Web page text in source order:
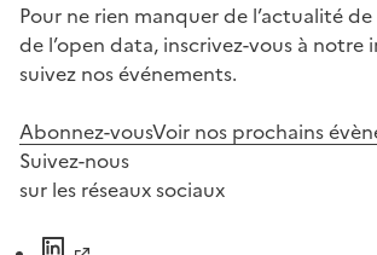
Pour ne rien manquer de l’actualité
de l’open data, inscrivez-vous à
suivez nos événements.
Abonnez-vousVoir nos prochains
Suivez-nous
sur les réseaux sociaux